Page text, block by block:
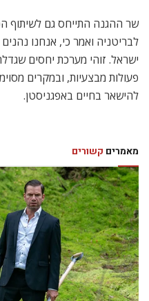
שר ההגנה התייחס גם לשיתוף
לבריטניה ואמר כי, אנחנו
ישראל. זוהי מערכת יחסים
פעולות מבצעיות, ובמקרים
להישאר בחיים באפגניסטן.
מאמרים קשורים